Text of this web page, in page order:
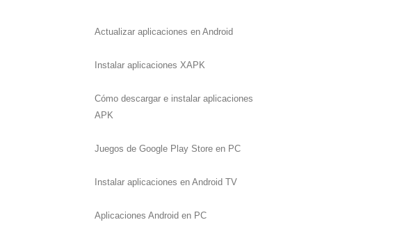
Actualizar aplicaciones en Android
Instalar aplicaciones XAPK
Cómo descargar e instalar aplicaciones
APK
Juegos de Google Play Store en PC
Instalar aplicaciones en Android TV
Aplicaciones Android en PC